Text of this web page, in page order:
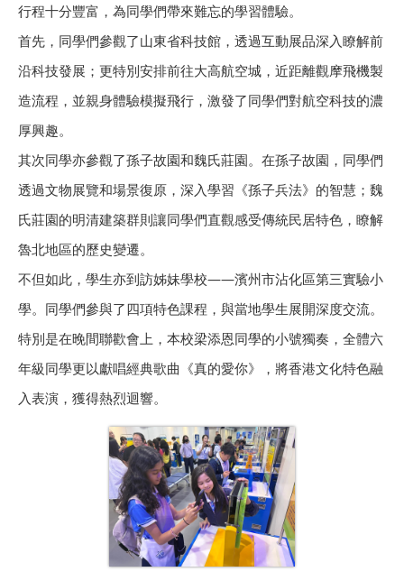
行程十分豐富，為同學們帶來難忘的學習體驗。
首先，同學們參觀了山東省科技館，透過互動展品深入瞭解前
沿科技發展；更特別安排前往大高航空城，近距離觀摩飛機製
造流程，並親身體驗模擬飛行，激發了同學們對航空科技的濃
厚興趣。
其次同學亦參觀了孫子故園和魏氏莊園。在孫子故園，同學們
透過文物展覽和場景復原，深入學習《孫子兵法》的智慧；魏
氏莊園的明清建築群則讓同學們直觀感受傳統民居特色，瞭解
魯北地區的歷史變遷。
不但如此，學生亦到訪姊妹學校——濱州市沾化區第三實驗小
學。同學們參與了四項特色課程，與當地學生展開深度交流。
特別是在晚間聯歡會上，本校梁添恩同學的小號獨奏，全體六
年級同學更以獻唱經典歌曲《真的愛你》，將香港文化特色融
入表演，獲得熱烈迴響。